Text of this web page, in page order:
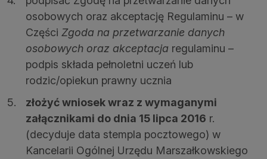
osobowych oraz akceptację Regulaminu – w
Części Zgoda na przetwarzanie danych
osobowych oraz akceptacja regulaminu –
podpis składa pełnoletni uczeń lub
rodzic/opiekun prawny ucznia
złożyć wniosek wraz z wymaganymi
załącznikami do dnia 15 lipca 2016 r.
(decyduje data stempla pocztowego) w
Kancelarii Ogólnej Urzędu Marszałkowskiego